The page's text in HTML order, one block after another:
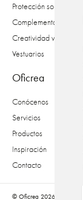
Protección solar
Complementos
Creatividad vegetal
Vestuarios
Oficrea
Conócenos
Servicios
Productos
Inspiración
Contacto
© Oficrea 2026